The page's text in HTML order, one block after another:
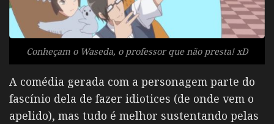
Conheçam o Waseda, o professor que não presta! xD
A comédia gerada com a personagem parte do
fascínio dela de fazer idiotices (de onde vem o
apelido), mas tudo é melhor sustentando pelas